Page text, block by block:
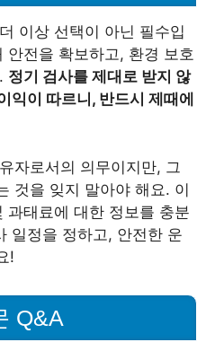
이상 선택이 아닌 필수입
안전을 확보하고, 환경 보호
정기 검사를 제대로 받지 않
익이 따르니, 반드시 제때에
자로서의 의무이지만, 그
것을 잊지 말아야 해요. 이
과태료에 대한 정보를 충분
일정을 정하고, 안전한 운
!
Q&A